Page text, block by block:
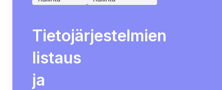
Tietojärjestelmien
listaus
ja